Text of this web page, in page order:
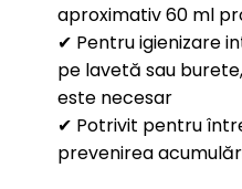
aproximativ 60 ml
✔ Pentru igienizare
pe lavetă sau
este necesar
✔ Potrivit pentru
prevenirea